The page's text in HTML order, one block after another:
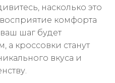
насколько это
комфорта
шаг будет
а кроссовки станут
вкуса и